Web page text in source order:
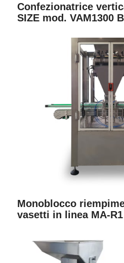
Confezionatrice
SIZE mod. VAM1300
Monoblocco
vasetti in linea MA-